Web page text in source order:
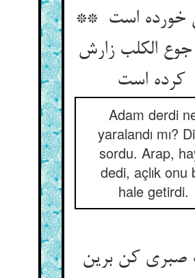
خورده است **
الکلب زارش
کرده است
Adam derdi
yaralandı mı?
sordu. Arap,
dedi, açlık onu
hale getirdi.
صبری کن برین